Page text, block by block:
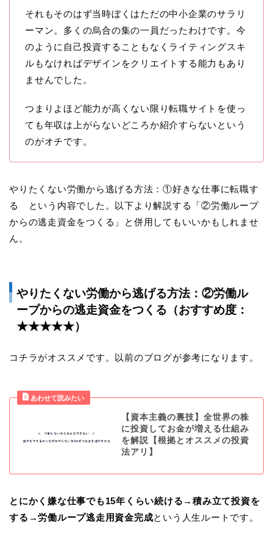
それもそのはず当時ぼくはただの中小企業のサラリ
ーマン。多くの烏合の集の一員だったわけです。今
のように自己投資することもなくライティングスキ
ルもなければデザインをクリエイトする能力もあり
ませんでした。
つまりよほど能力が高くない限り転職サイトを使っ
ても年収は上がらないどころか紹介すらないという
のがオチです。
やりたくない労働から逃げる方法：①好きな仕事に転職す
る という内容でした。以下より解説する「②労働ループ
からの逃走資金をつくる」と併用してもいいかもしれませ
ん。
やりたくない労働から逃げる方法：②労働ル
ープからの逃走資金をつくる（おすすめ度：
★★★★★）
コチラがオススメです。以前のブログが参考になります。
【資本主義の裏技】全世界の株
に投資してお金が増える仕組み
を解説【根拠とオススメの投資
法アリ】
とにかく嫌な仕事でも15年くらい続ける→積み立て投資を
する→労働ループ逃走用資金完成という人生ルートです。